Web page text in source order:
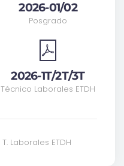
2026-01/02
Posgrado
2026-1T/2T/3T
Técnico Laborales ETDH
T. Laborales ETDH